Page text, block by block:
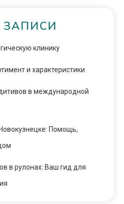
клинику
и характеристики
в международной
Помощь,
в рулонах: Ваш гид для